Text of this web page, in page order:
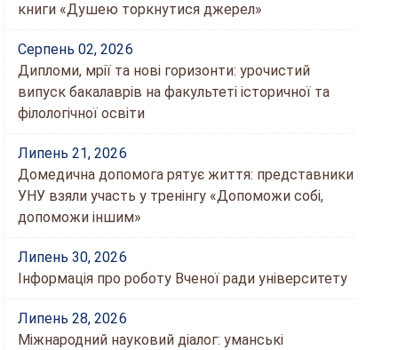
книги «Душею торкнутися джерел»
Серпень 02, 2026
Дипломи, мрії та нові горизонти: урочистий
випуск бакалаврів на факультеті історичної та
філологічної освіти
Липень 21, 2026
Домедична допомога рятує життя: представники
УНУ взяли участь у тренінгу «Допоможи собі,
допоможи іншим»
Липень 30, 2026
Інформація про роботу Вченої ради університету
Липень 28, 2026
Міжнародний науковий діалог: уманські